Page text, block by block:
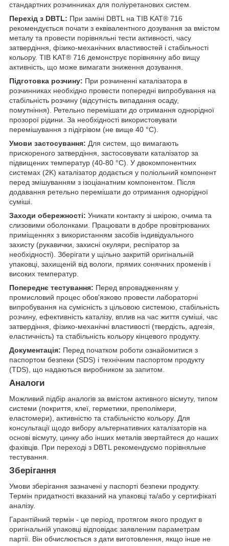
стандартних розчинниках для поліуретанових систем.
Перехід з DBTL: При заміні DBTL на TIB KAT® 716
рекомендується почати з еквівалентного дозування за вмістом
металу та провести порівняльні тести активності, часу
затвердіння, фізико-механічних властивостей і стабільності
кольору. TIB KAT® 716 демонструє порівнянну або вищу
активність, що може вимагати зниження дозування.
Підготовка розчину: При розчиненні каталізатора в
розчинниках необхідно провести попередні випробування на
стабільність розчину (відсутність випадання осаду,
помутніння). Ретельно перемішати до отримання однорідної
прозорої рідини. За необхідності використовувати
перемішування з підігрівом (не вище 40 °C).
Умови застосування: Для систем, що вимагають
прискореного затвердіння, застосовувати каталізатор за
підвищених температур (40-80 °C). У двокомпонентних
системах (2K) каталізатор додається у поліольний компонент
перед змішуванням з ізоціанатним компонентом. Після
додавання ретельно перемішати до отримання однорідної
суміші.
Заходи обережності: Уникати контакту зі шкірою, очима та
слизовими оболонками. Працювати в добре провітрюваних
приміщеннях з використанням засобів індивідуального
захисту (рукавички, захисні окуляри, респіратор за
необхідності). Зберігати у щільно закритій оригінальній
упаковці, захищеній від вологи, прямих сонячних променів і
високих температур.
Попереднє тестування: Перед впровадженням у
промисловий процес обов'язково провести лабораторні
випробування на сумісність з цільовою системою, стабільність
розчину, ефективність каталізу, вплив на час життя суміші, час
затвердіння, фізико-механічні властивості (твердість, адгезія,
еластичність) та стабільність кольору кінцевого продукту.
Документація: Перед початком роботи ознайомитися з
паспортом безпеки (SDS) і технічним паспортом продукту
(TDS), що надаються виробником за запитом.
Аналоги
Можливий підбір аналогів за вмістом активного вісмуту, типом
системи (покриття, клеї, герметики, преполімери,
еластомери), активністю та стабільністю кольору. Для
консультації щодо вибору альтернативних каталізаторів на
основі вісмуту, цинку або інших металів звертайтеся до наших
фахівців. При переході з DBTL рекомендуємо порівняльне
тестування.
Зберігання
Умови зберігання зазначені у паспорті безпеки продукту.
Термін придатності вказаний на упаковці та/або у сертифікаті
аналізу.
Гарантійний термін - це період, протягом якого продукт в
оригінальній упаковці відповідає заявленим параметрам
партії. Він обчислюється з дати виготовлення, якщо інше не